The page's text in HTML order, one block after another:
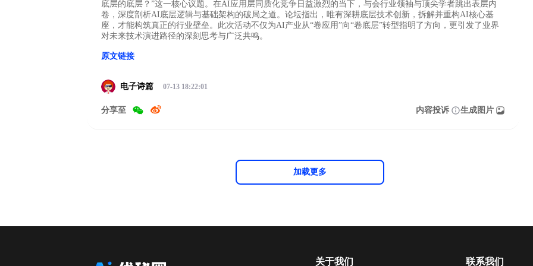
底层的底层？”这一核心议题。在AI应用层同质化竞争日益激烈的当下，与会行业领袖与顶尖学者跳出表层内
卷，深度剖析AI底层逻辑与基础架构的破局之道。论坛指出，唯有深耕底层技术创新，拆解并重构AI核心基
座，才能构筑真正的行业壁垒。此次活动不仅为AI产业从“卷应用”向“卷底层”转型指明了方向，更引发了业界
对未来技术演进路径的深刻思考与广泛共鸣。
原文链接
电子诗篇 07-13 18:22:01
分享至 内容投诉 生成图片
加载更多
关于我们 联系我们